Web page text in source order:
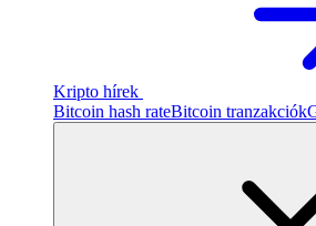
Kripto hírek
Bitcoin hash rateBitcoin tranzakciók